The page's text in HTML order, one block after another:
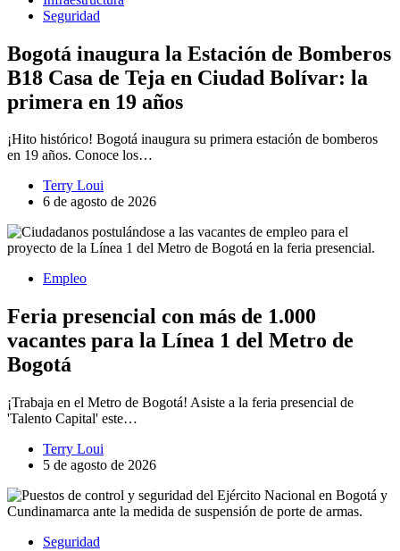
Seguridad
Bogotá inaugura la Estación de Bomberos
B18 Casa de Teja en Ciudad Bolívar: la
primera en 19 años
¡Hito histórico! Bogotá inaugura su primera estación de bomberos
en 19 años. Conoce los…
Terry Loui
6 de agosto de 2026
Empleo
Feria presencial con más de 1.000
vacantes para la Línea 1 del Metro de
Bogotá
¡Trabaja en el Metro de Bogotá! Asiste a la feria presencial de
'Talento Capital' este…
Terry Loui
5 de agosto de 2026
Seguridad